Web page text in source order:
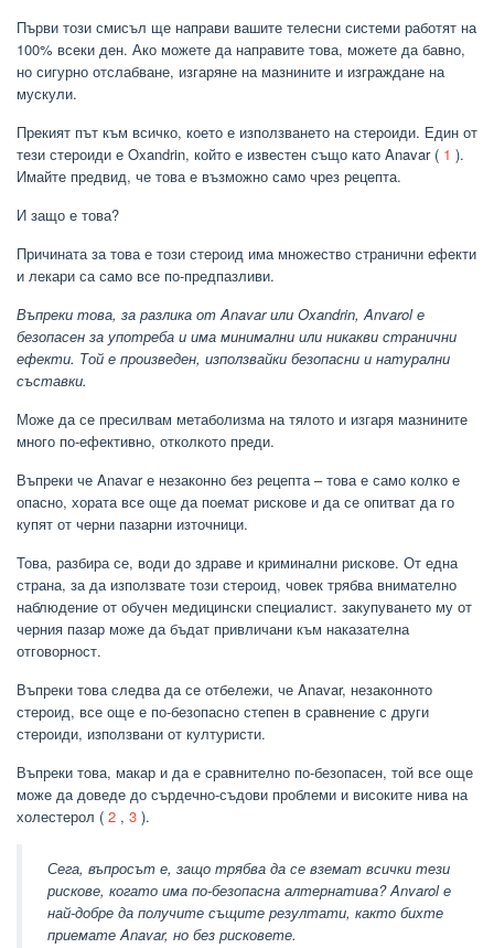
Първи този смисъл ще направи вашите телесни системи работят на
100% всеки ден. Ако можете да направите това, можете да бавно,
но сигурно отслабване, изгаряне на мазнините и изграждане на
мускули.
Прекият път към всичко, което е използването на стероиди. Един от
тези стероиди е Oxandrin, който е известен също като Anavar ( 1 ).
Имайте предвид, че това е възможно само чрез рецепта.
И защо е това?
Причината за това е този стероид има множество странични ефекти
и лекари са само все по-предпазливи.
Въпреки това, за разлика от Anavar или Oxandrin, Anvarol е
безопасен за употреба и има минимални или никакви странични
ефекти. Той е произведен, използвайки безопасни и натурални
съставки.
Може да се пресилвам метаболизма на тялото и изгаря мазнините
много по-ефективно, отколкото преди.
Въпреки че Anavar е незаконно без рецепта – това е само колко е
опасно, хората все още да поемат рискове и да се опитват да го
купят от черни пазарни източници.
Това, разбира се, води до здраве и криминални рискове. От една
страна, за да използвате този стероид, човек трябва внимателно
наблюдение от обучен медицински специалист. закупуването му от
черния пазар може да бъдат привличани към наказателна
отговорност.
Въпреки това следва да се отбележи, че Anavar, незаконното
стероид, все още е по-безопасно степен в сравнение с други
стероиди, използвани от културисти.
Въпреки това, макар и да е сравнително по-безопасен, той все още
може да доведе до сърдечно-съдови проблеми и високите нива на
холестерол ( 2 , 3 ).
Сега, въпросът е, защо трябва да се вземат всички тези
рискове, когато има по-безопасна алтернатива? Anvarol е
най-добре да получите същите резултати, както бихте
приемате Anavar, но без рисковете.